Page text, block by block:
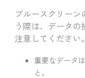
ブルースクリー
う際は、データ
注意してください。
重要なデータ
と。